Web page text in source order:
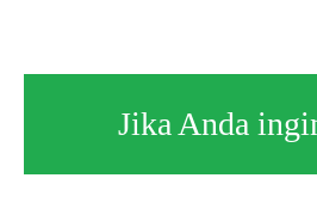
Jika Anda